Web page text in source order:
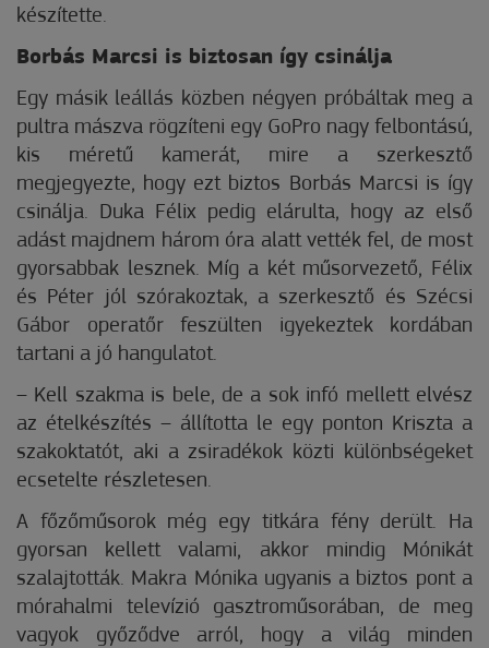
készítette.
Borbás Marcsi is biztosan így csinálja
Egy másik leállás közben né­­gyen próbáltak meg a
pultra mászva rögzíteni egy GoPro nagy felbontású,
kis méretű kamerát, mire a szerkesztő
megjegyezte, hogy ezt biztos Borbás Marcsi is így
csinálja. Duka Félix pedig elárulta, hogy az első
adást majdnem három óra alatt vették fel, de most
gyorsabbak lesznek. Míg a két műsorvezető, Félix
és Péter jól szórakoztak, a szerkesztő és Szécsi
Gábor operatőr feszülten igyekeztek kordában
tartani a jó hangulatot.
– Kell szakma is bele, de a sok infó mellett elvész
az ételkészítés – állította le egy ponton Kriszta a
szakoktatót, aki a zsiradékok közti különbségeket
ecsetelte részletesen.
A főzőműsorok még egy titkára fény derült. Ha
gyorsan kellett valami, akkor mindig Mónikát
szalajtották. Makra Mónika ugyanis a biztos pont a
mórahalmi televízió gasztroműsorában, de meg
vagyok győződve arról, hogy a világ minden